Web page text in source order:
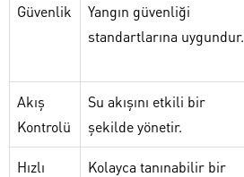
Güvenlik
Yangın güvenliği
standartlarına uygundur.
Akış
Kontrolü
Su akışını etkili bir
şekilde yönetir.
Hızlı
Kolayca tanınabilir bir